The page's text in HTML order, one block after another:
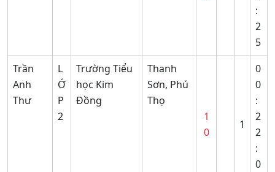
:
2
5
Trần
Anh
Thư
L
Ớ
P
2
Trường Tiểu
học Kim
Đồng
Thanh
Sơn, Phú
Thọ
1
0
1
0
0
:
2
2
:
0